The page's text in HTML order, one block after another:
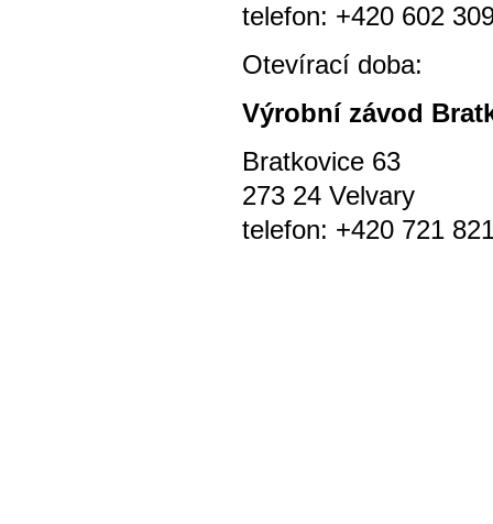
telefon: +420 602
Otevírací
Výrobní závod
Bratkovice 63
273 24 Velvary
telefon: +420 721